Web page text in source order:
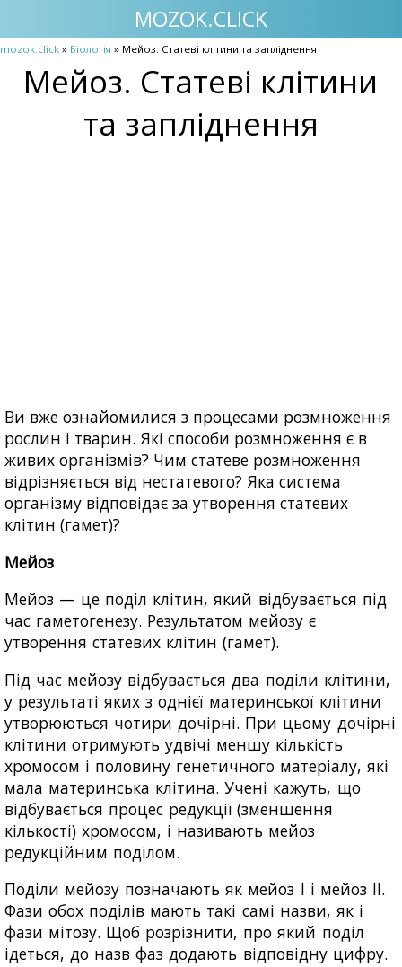
MOZOK.CLICK
mozok.click » Біологія » Мейоз. Статеві клітини та запліднення
Мейоз. Статеві клітини
та запліднення
Ви вже ознайомилися з процесами розмноження
рослин і тварин. Які способи розмноження є в
живих організмів? Чим статеве розмноження
відрізняється від нестатевого? Яка система
організму відповідає за утворення статевих
клітин (гамет)?
Мейоз
Мейоз — це поділ клітин, який відбувається під
час гаметогенезу. Результатом мейозу є
утворення статевих клітин (гамет).
Під час мейозу відбувається два поділи клітини,
у результаті яких з однієї материнської клітини
утворюються чотири дочірні. При цьому дочірні
клітини отримують удвічі меншу кількість
хромосом і половину генетичного матеріалу, які
мала материнська клітина. Учені кажуть, що
відбувається процес редукції (зменшення
кількості) хромосом, і називають мейоз
редукційним поділом.
Поділи мейозу позначають як мейоз I і мейоз II.
Фази обох поділів мають такі самі назви, як і
фази мітозу. Щоб розрізнити, про який поділ
ідеться, до назв фаз додають відповідну цифру.